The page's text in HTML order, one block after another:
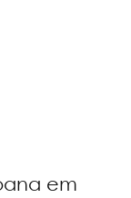
em